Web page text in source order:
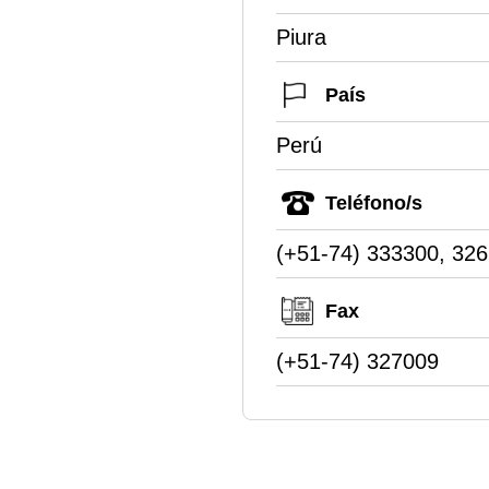
Piura
País
Perú
Teléfono/s
(+51-74) 333300,
Fax
(+51-74) 327009